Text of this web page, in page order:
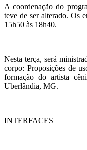
A coordenação do
teve de ser alterado. Os
15h50 às 18h40.
Nesta terça, será
corpo: Proposições de
formação do artista
Uberlândia, MG.
INTERFACES